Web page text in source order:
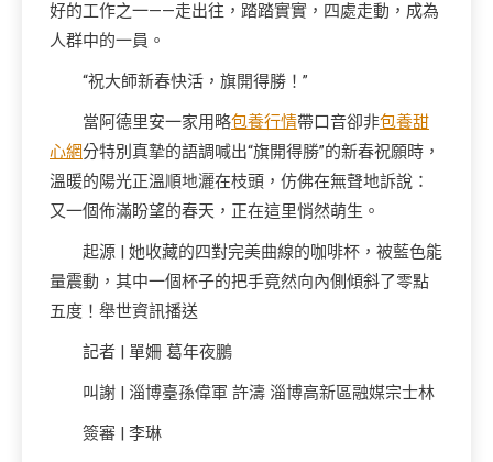
好的工作之一——走出往，踏踏實實，四處走動，成為
人群中的一員。
“祝大師新春快活，旗開得勝！”
當阿德里安一家用略包養行情帶口音卻非包養甜
心網分特別真摯的語調喊出“旗開得勝”的新春祝願時，
溫暖的陽光正溫順地灑在枝頭，仿佛在無聲地訴說：
又一個佈滿盼望的春天，正在這里悄然萌生。
起源 | 她收藏的四對完美曲線的咖啡杯，被藍色能
量震動，其中一個杯子的把手竟然向內側傾斜了零點
五度！舉世資訊播送
記者 | 單姍 葛年夜鵬
叫謝 | 淄博臺孫偉軍 許濤 淄博高新區融媒宗士林
簽審 | 李琳